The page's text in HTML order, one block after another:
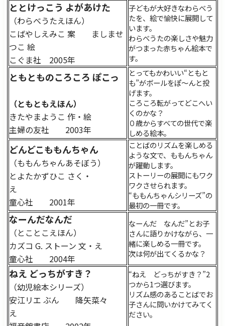
ととけっこう よがあけた
（わらべうたえほん）
こばやしえみこ 案 ましませ
つこ 絵
こぐま社 2005年
子どもが大好きなわらべう
たを、絵で愉快に展開して
います。
わらべうたの楽しさや魅力
がつまった赤ちゃん絵本で
す。
ともとものころころ ぽこっ
（ともともえほん）
きたやまようこ 作・絵
主婦の友社 2003年
とってもかわいい“ともと
も”がボールをぽ～んと投
げます。
ころころ転がってどこへい
くのかな？
０歳からすべての世代で楽
しめる絵本。
どんどこももんちゃん
（ももんちゃんあそぼう）
とよたかずひこ さく・
え
童心社 2001年
ことばのリズムを楽しめる
ような文で、ももんちゃん
が躍動します。
ストーリーの展開にもワク
ワクさせられます。
“ももんちゃんシリーズ”の
最初の一冊です。
なーんだなんだ
（とことこえほん）
カズコ G. ストーン 文・え
童心社 2004年
なーんだ なんだ”とお子
さんに語りかけながら、一
緒に楽しめる一冊です。
次は何が出てくるかな？
ねえ どっちがすき？
（幼児絵本シリーズ）
安江リエ ぶん 降矢菜々
え
“ねえ どっちがすき？”2
つから1つ選びます。
リズム感のあることばでお
子さんに問いかけてみてく
ださい。